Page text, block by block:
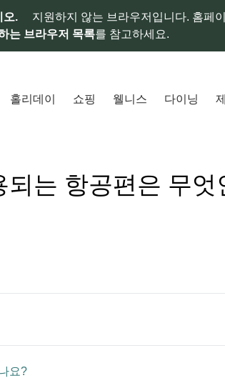
오.
지원하지 않는 브라우저입니다. 홈페
는 브라우저 목록를 참고하세요.
홀리데이 쇼핑 웰니스 다이닝
되는 항공편은 무엇
요?